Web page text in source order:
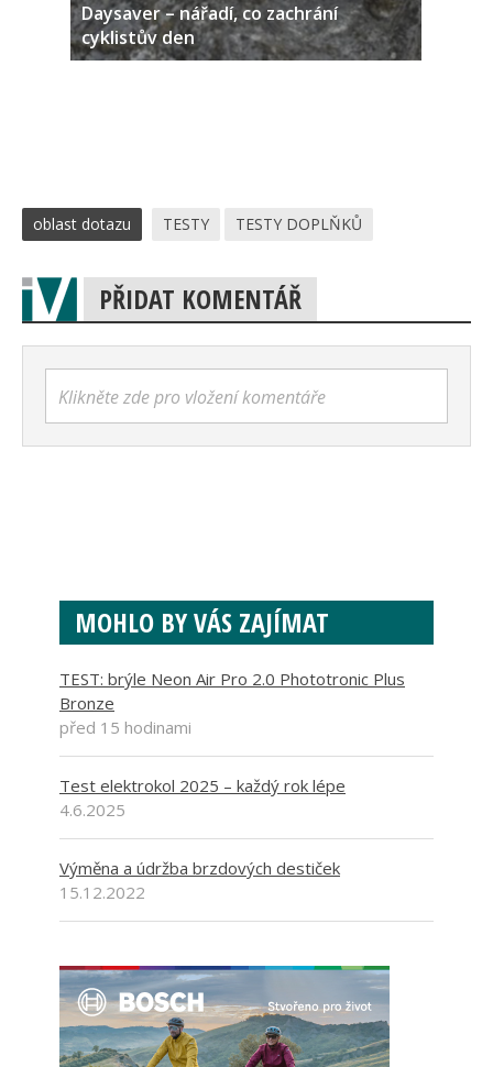
Daysaver – nářadí, co zachrání
cyklistův den
oblast dotazu TESTY TESTY DOPLŇKŮ
PŘIDAT KOMENTÁŘ
Klikněte zde pro vložení komentáře
MOHLO BY VÁS ZAJÍMAT
TEST: brýle Neon Air Pro 2.0 Phototronic Plus
Bronze
před 15 hodinami
Test elektrokol 2025 – každý rok lépe
4.6.2025
Výměna a údržba brzdových destiček
15.12.2022